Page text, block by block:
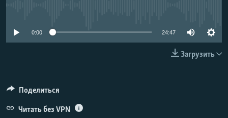
КРЫМ.НЕПОКОРЕННЫЙ
0:00 24:47
Загрузить
Поделиться
Читать без VPN